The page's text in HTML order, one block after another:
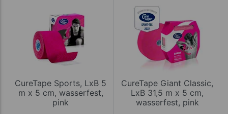
CureTape Sports, LxB 5
m x 5 cm, wasserfest,
pink
CureTape Giant Classic,
LxB 31,5 m x 5 cm,
wasserfest, pink